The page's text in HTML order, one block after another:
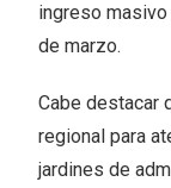
ingreso
de marzo.
Cabe destacar
regional para
jardines de